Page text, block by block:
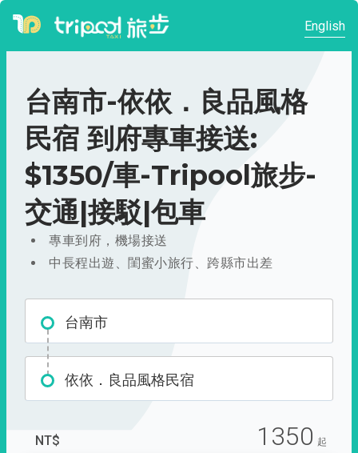
English
台南市-依依．良品風格
民宿 到府專車接送:
$1350/車-Tripool旅步-
交通|接駁|包車
專車到府，機場接送
中長程出遊、閨蜜小旅行、跨縣市出差
台南市
依依．良品風格民宿
NT$ 1350 起